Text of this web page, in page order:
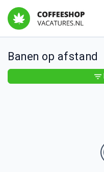
Banen op afstand